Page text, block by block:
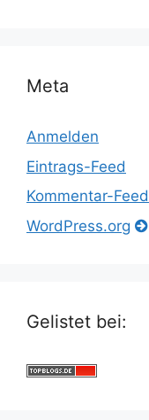
Meta
Anmelden
Eintrags-Feed
Kommentar-Feed
WordPress.org
Gelistet bei: